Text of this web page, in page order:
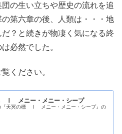
の生い立ちや歴史の流れを追
第六章の後、人類は・・・地
？と続きが物凄く気になる終
必然でした。
ください。
Ⅰ メニー・メニー・シープ
『天冥の標 Ⅰ メニー・メニー・シープ』の